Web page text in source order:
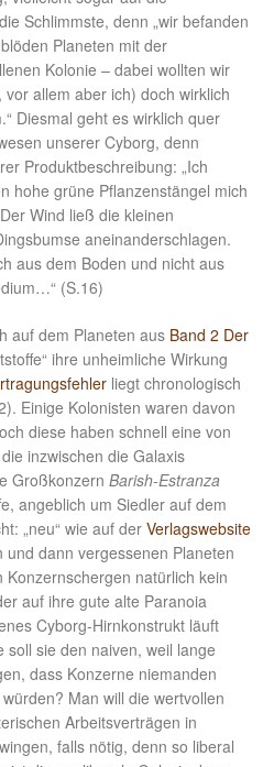
Schlimmste, denn „wir befanden
Planeten mit der
Kolonie – dabei wollten wir
allem aber ich) doch wirklich
Diesmal geht es wirklich quer
unserer Cyborg, denn
Produktbeschreibung: „Ich
hohe grüne Pflanzenstängel mich
Wind ließ die kleinen
aneinanderschlagen.
aus dem Boden und nicht aus
(S.16)
auf dem Planeten aus Band 2 Der
ihre unheimliche Wirkung
liegt chronologisch
Einige Kolonisten waren davon
diese haben schnell eine von
inzwischen die Galaxis
Großkonzern Barish-Estranza
angeblich um Siedler auf dem
„neu“ wie auf der Verlagswebsite
dann vergessenen Planeten
natürlich kein
auf ihre gute alte Paranoia
Cyborg-Hirnkonstrukt läuft
sie den naiven, weil lange
dass Konzerne niemanden
Man will die wertvollen
Arbeitsverträgen in
falls nötig, denn so liberal